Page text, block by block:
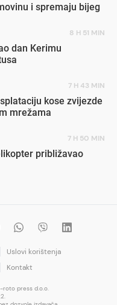
i spremaju bijeg
8 H 51 MIN
dan Kerimu
7 H 43 MIN
kose zvijezde
mrežama
7 H 50 MIN
približavao
Uslovi korištenja
Kontakt
roto press d.o.o.